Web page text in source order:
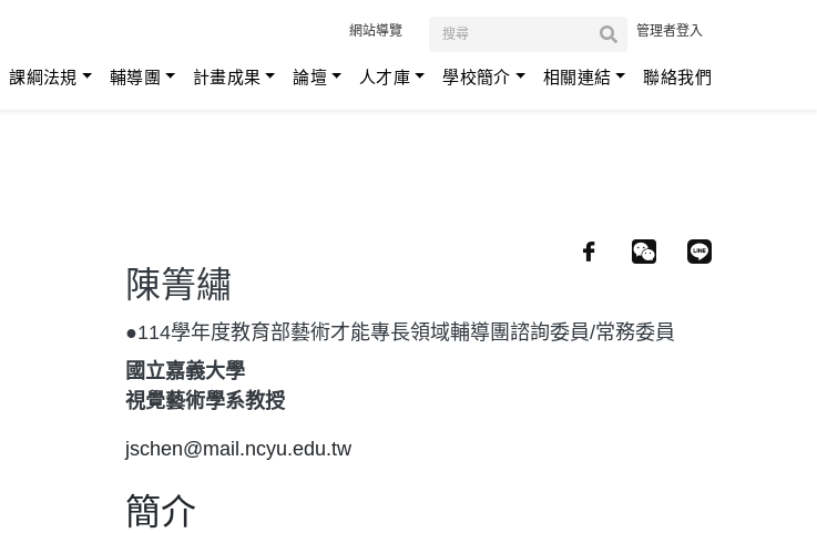
網站導覽 管理者登入
課綱法規 輔導團 計畫成果 論壇 人才庫 學校簡介 相關連結 聯絡我們
陳箐繡
●114學年度教育部藝術才能專長領域輔導團諮詢委員/常務委員
國立嘉義大學
視覺藝術學系教授
jschen@mail.ncyu.edu.tw
簡介